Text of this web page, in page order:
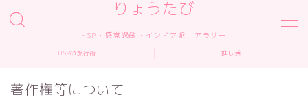
りょうたび
HSP・感覚過敏・インドア派・アラサー
ホーム
HSPの旅行術 推し活
著作権等について